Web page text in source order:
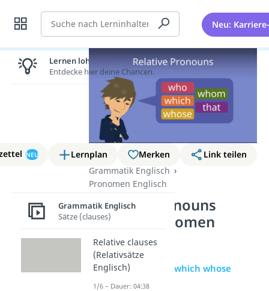
Suche Neu:
NEU Lernplan Merken
Link teilen
Grammatik Englisch
Pronomen Englisch
Relative Pronouns
(Relativpronomen
Englisch)
Übersicht who which whose
Lernen lohnt sich!
Entdecke hier deine Chancen.
Grammatik Englisch
Sätze (clauses)
Relative clauses
(Relativsätze
Englisch)
1/6 – Dauer: 04:38